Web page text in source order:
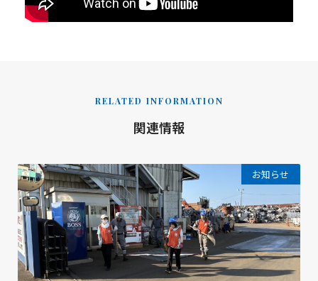
RELATED INFORMATION
関連情報
お知らせ